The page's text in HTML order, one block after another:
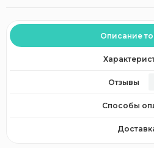
Описание
Отзывы
Способы